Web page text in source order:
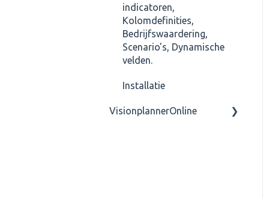
indicatoren,
Kolomdefinities,
Bedrijfswaardering,
Scenario's, Dynamische
velden.
Installatie
VisionplannerOnline